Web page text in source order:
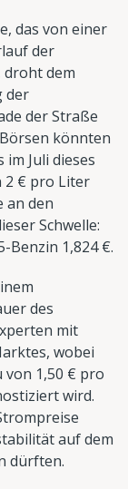
das von einer
der
droht dem
der
der Straße
könnten
Juli dieses
2 € pro Liter
an den
Schwelle:
Benzin 1,824 €.
des
mit
wobei
von 1,50 € pro
wird.
auf dem
dürften.